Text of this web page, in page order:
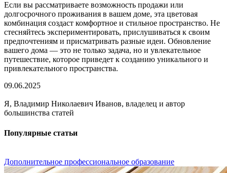
Если вы рассматриваете возможность продажи или
долгосрочного проживания в вашем доме, эта цветовая
комбинация создаст комфортное и стильное пространство. Не
стесняйтесь экспериментировать, прислушиваться к своим
предпочтениям и присматривать разные идеи. Обновление
вашего дома — это не только задача, но и увлекательное
путешествие, которое приведет к созданию уникального и
привлекательного пространства.
09.06.2025
Я, Владимир Николаевич Иванов, владелец и автор
большинства статей
Популярные статьи
Дополнительное профессиональное образование